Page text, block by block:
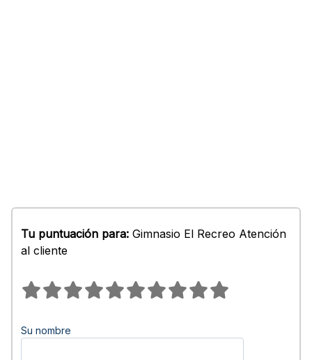
Tu puntuación para: Gimnasio El Recreo Atención
al cliente
Su nombre